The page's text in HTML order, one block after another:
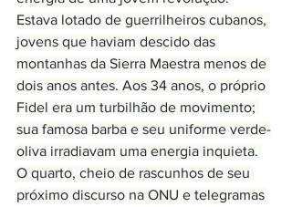
Estava lotado de guerrilheiros cubanos,
jovens que haviam descido das
montanhas da Sierra Maestra menos de
dois anos antes. Aos 34 anos, o próprio
Fidel era um turbilhão de movimento;
sua famosa barba e seu uniforme verde-
oliva irradiavam uma energia inquieta.
O quarto, cheio de rascunhos de seu
próximo discurso na ONU e telegramas